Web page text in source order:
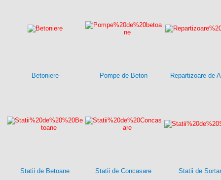
Betoniere Pompe de Beton Repartizoare de
Statii de Betoane Statii de Concasare Statii de